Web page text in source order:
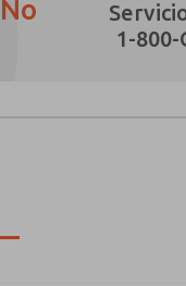
1-800-
periódicas
de privacidad y
estrictamente